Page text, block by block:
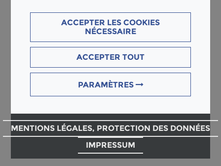
ACCEPTER LES COOKIES
NÉCESSAIRE
ACCEPTER TOUT
PARAMÈTRES
MENTIONS LÉGALES, PROTECTION DES DONNÉES
IMPRESSUM